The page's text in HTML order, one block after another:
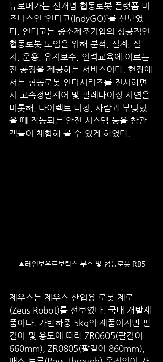
뉴로메카는 신개념 협동로봇 플랫폼 비
즈니스인 ‘인디고(IndyGO)’를 선보였
다. 인디고는 중소제조기업의 성공적인
협동로봇 도입을 위해 분석, 설계, 설
치, 운용, 유지보수, 인력교육에 이르는
전 공정을 제공하는 서비스이다. 현장에
서는 협동로봇 인디시리즈를 전시하면
서 고속정밀제어 및 팔레타이징 시연을
비롯해, 다이렉트 티칭, 사람과 부딪혔
을 때 작동되는 안전 시스템 등을 참관
객들이 체험해 볼 수 있게 하였다.
▲레인보우로보틱스 부스 및 협동로봇 RB5
제우스는 제우스 산업용 로봇 제로
(Zeus Robot)를 선보였다. 국내 개발제
품이다. 가반하중 5kg의 제품이지만 팔
길이 및 용도에 따라 ZR0605(팔길이
660mm), ZR0805(팔길이 860mm),